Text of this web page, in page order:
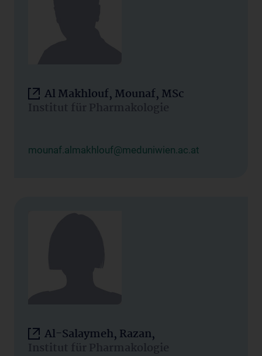
Al Makhlouf, Mounaf, MSc
Institut für Pharmakologie
mounaf.almakhlouf@meduniwien.ac.at
Al-Salaymeh, Razan,
Institut für Pharmakologie